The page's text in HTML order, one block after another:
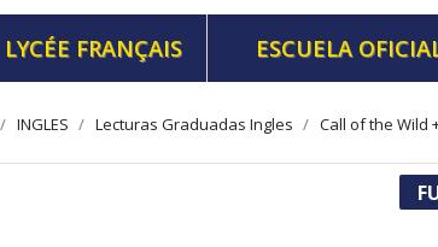
LYCÉE FRANÇAIS ESCUELA
INGLES Lecturas Graduadas Ingles Call of the Wild